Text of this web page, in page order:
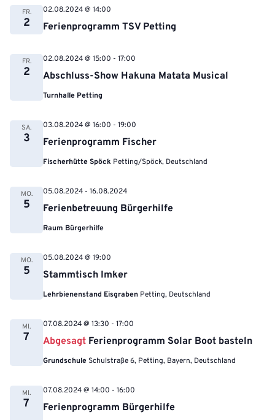
FR.
2 Ferienprogramm TSV Petting
02.08.2024 @ 14:00
FR.
2 Abschluss-Show Hakuna Matata Musical
02.08.2024 @ 15:00 - 17:00
Turnhalle Petting
SA.
3 Ferienprogramm Fischer
03.08.2024 @ 16:00 - 19:00
Fischerhütte Spöck Petting/Spöck, Deutschland
MO.
5 Ferienbetreuung Bürgerhilfe
05.08.2024 - 16.08.2024
Raum Bürgerhilfe
MO.
5 Stammtisch Imker
05.08.2024 @ 19:00
Lehrbienenstand Eisgraben Petting, Deutschland
MI.
7 Abgesagt Ferienprogramm Solar Boot basteln
07.08.2024 @ 13:30 - 17:00
Grundschule Schulstraße 6, Petting, Bayern, Deutschland
MI.
7 Ferienprogramm Bürgerhilfe
07.08.2024 @ 14:00 - 16:00